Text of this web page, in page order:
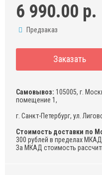
6 990.00 р.
Предзаказ
Заказать
Самовывоз: 105005, г.
помещение 1,
г. Санкт-Петербург, ул.
Стоимость доставки по
300 рублей в пределах МКАД.
За МКАД стоимость